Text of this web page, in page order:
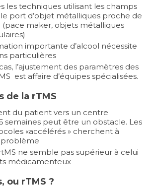
les techniques utilisant les champs
port d’objet métalliques proche de
(pace maker, objets métalliques
importante d’alcool nécessite
particulières
l’ajustement des paramètres des
est affaire d’équipes spécialisées.
de la rTMS
du patient vers un centre
semaines peut être un obstacle. Les
«accélérés » cherchent à
ne semble pas supérieur à celui
médicamenteux
ou rTMS ?